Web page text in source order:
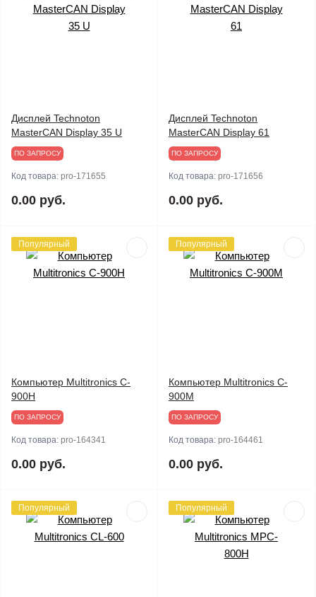
Дисплей Technoton
MasterCAN Display 35 U
ПО ЗАПРОСУ
Код товара: pro-171655
0.00 руб.
Дисплей Technoton
MasterCAN Display 61
ПО ЗАПРОСУ
Код товара: pro-171656
0.00 руб.
Популярный
Компьютер Multitronics C-
900H
ПО ЗАПРОСУ
Код товара: pro-164341
0.00 руб.
Популярный
Компьютер Multitronics C-
900M
ПО ЗАПРОСУ
Код товара: pro-164461
0.00 руб.
Популярный Популярный